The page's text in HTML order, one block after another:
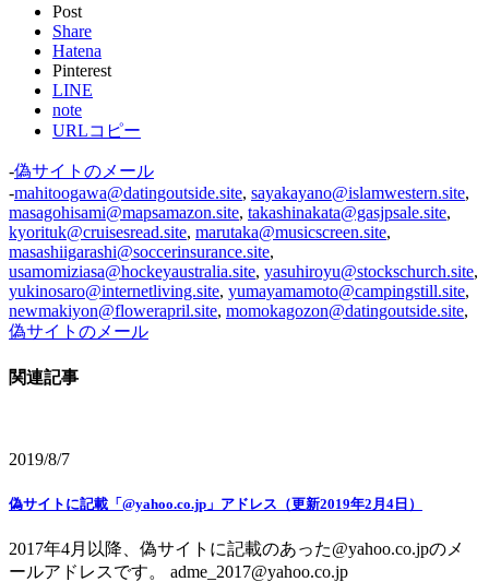
Post
Share
Hatena
Pinterest
LINE
note
URLコピー
-偽サイトのメール
-mahitoogawa@datingoutside.site, sayakayano@islamwestern.site,
masagohisami@mapsamazon.site, takashinakata@gasjpsale.site,
kyorituk@cruisesread.site, marutaka@musicscreen.site,
masashiigarashi@soccerinsurance.site,
usamomiziasa@hockeyaustralia.site, yasuhiroyu@stockschurch.site,
yukinosaro@internetliving.site, yumayamamoto@campingstill.site,
newmakiyon@flowerapril.site, momokagozon@datingoutside.site,
偽サイトのメール
関連記事
2019/8/7
偽サイトに記載「@yahoo.co.jp」アドレス（更新2019年2月4日）
2017年4月以降、偽サイトに記載のあった@yahoo.co.jpのメ
ールアドレスです。 adme_2017@yahoo.co.jp